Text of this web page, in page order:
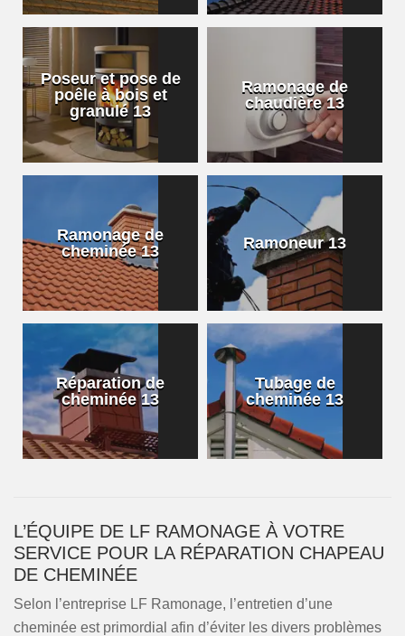
Poseur et pose de
poêle à bois et
granulé 13
Ramonage de
chaudière 13
Ramonage de
cheminée 13
Ramoneur 13
Réparation de
cheminée 13
Tubage de
cheminée 13
L’ÉQUIPE DE LF RAMONAGE À VOTRE
SERVICE POUR LA RÉPARATION CHAPEAU
DE CHEMINÉE
Selon l’entreprise LF Ramonage, l’entretien d’une
cheminée est primordial afin d’éviter les divers problèmes